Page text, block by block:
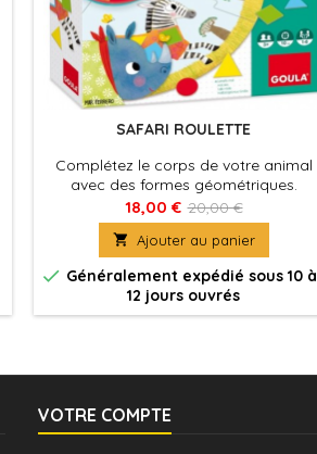
SAFARI ROULETTE
Complétez le corps de votre animal
avec des formes géométriques.
Tournez la roue dans le sens des
aiguilles d'une montre. Observez la
forme et la couleur et essayez de la
trouver chez votre animal. Placez les
pièces dans la bonne position.
18,00 € 20,00 €
 Ajouter au panier
 Généralement expédié sous 10 à
12 jours ouvrés
VOTRE COMPTE